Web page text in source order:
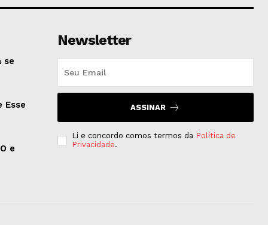
se
Esse
e
Newsletter
ASSINAR
Li e concordo comos termos da Política de
Privacidade.